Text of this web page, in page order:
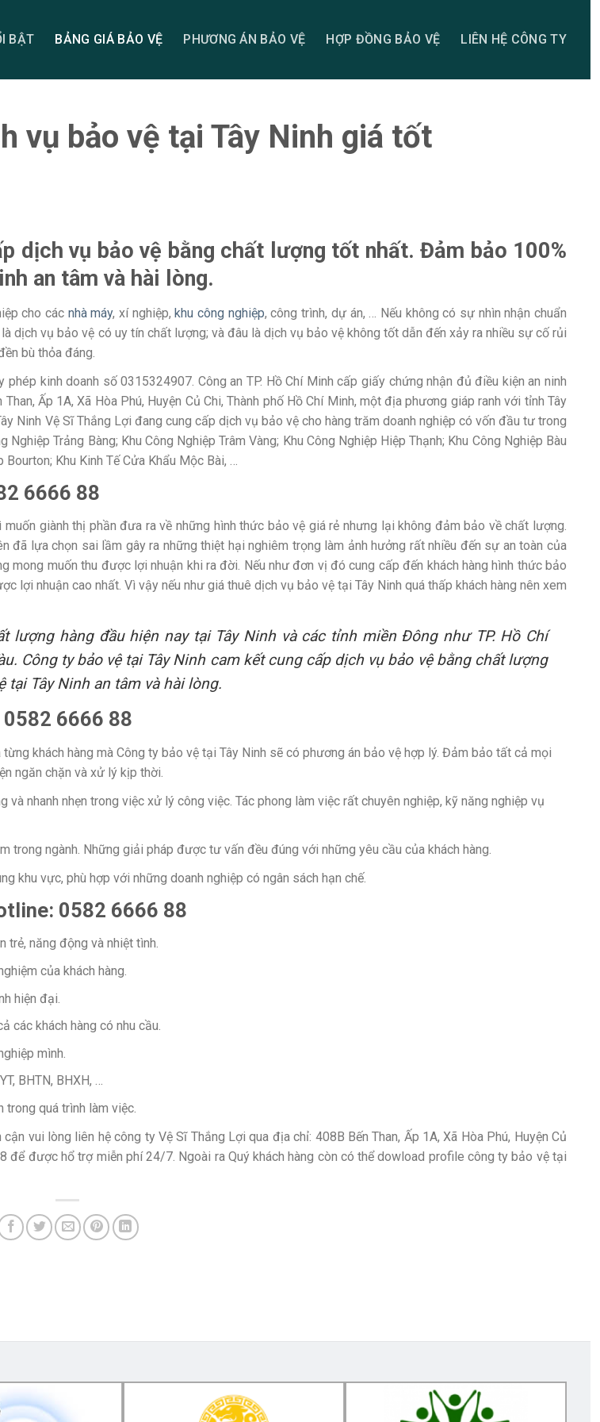
BẬT BẢNG GIÁ BẢO VỆ PHƯƠNG ÁN BẢO VỆ HỢP ĐỒNG BẢO VỆ LIÊN HỆ CÔNG TY
vụ bảo vệ tại Tây Ninh giá tốt
dịch vụ bảo vệ bằng chất lượng tốt nhất. Đảm bảo 100%
an tâm và hài lòng.
cho các nhà máy, xí nghiệp, khu công nghiệp, công trình, dự án, … Nếu không có sự nhìn nhận chuẩn
dịch vụ bảo vệ có uy tín chất lượng; và đâu là dịch vụ bảo vệ không tốt dẫn đến xảy ra nhiều sự cố rủi
bù thỏa đáng.
kinh doanh số 0315324907. Công an TP. Hồ Chí Minh cấp giấy chứng nhận đủ điều kiện an ninh
Ấp 1A, Xã Hòa Phú, Huyện Củ Chi, Thành phố Hồ Chí Minh, một địa phương giáp ranh với tỉnh Tây
Ninh Vệ Sĩ Thắng Lợi đang cung cấp dịch vụ bảo vệ cho hàng trăm doanh nghiệp có vốn đầu tư trong
Trảng Bàng; Khu Công Nghiệp Trâm Vàng; Khu Công Nghiệp Hiệp Thạnh; Khu Công Nghiệp Bàu
Bourton; Khu Kinh Tế Cửa Khẩu Mộc Bài, …
6666 88
giành thị phần đưa ra về những hình thức bảo vệ giá rẻ nhưng lại không đảm bảo về chất lượng.
đã lựa chọn sai lầm gây ra những thiệt hại nghiêm trọng làm ảnh hưởng rất nhiều đến sự an toàn của
muốn thu được lợi nhuận khi ra đời. Nếu như đơn vị đó cung cấp đến khách hàng hình thức bảo
lợi nhuận cao nhất. Vì vậy nếu như giá thuê dịch vụ bảo vệ tại Tây Ninh quá thấp khách hàng nên xem
hàng đầu hiện nay tại Tây Ninh và các tỉnh miền Đông như TP. Hồ Chí
Công ty bảo vệ tại Tây Ninh cam kết cung cấp dịch vụ bảo vệ bằng chất lượng
Tây Ninh an tâm và hài lòng.
6666 88
khách hàng mà Công ty bảo vệ tại Tây Ninh sẽ có phương án bảo vệ hợp lý. Đảm bảo tất cả mọi
ngăn chặn và xử lý kịp thời.
nhanh nhẹn trong việc xử lý công việc. Tác phong làm việc rất chuyên nghiệp, kỹ năng nghiệp vụ
trong ngành. Những giải pháp được tư vấn đều đúng với những yêu cầu của khách hàng.
khu vực, phù hợp với những doanh nghiệp có ngân sách hạn chế.
0582 6666 88
trẻ, năng động và nhiệt tình.
của khách hàng.
hiện đại.
các khách hàng có nhu cầu.
mình.
BHTN, BHXH, …
quá trình làm việc.
vui lòng liên hệ công ty Vệ Sĩ Thắng Lợi qua địa chỉ: 408B Bến Than, Ấp 1A, Xã Hòa Phú, Huyện Củ
được hổ trợ miễn phí 24/7. Ngoài ra Quý khách hàng còn có thể dowload profile công ty bảo vệ tại